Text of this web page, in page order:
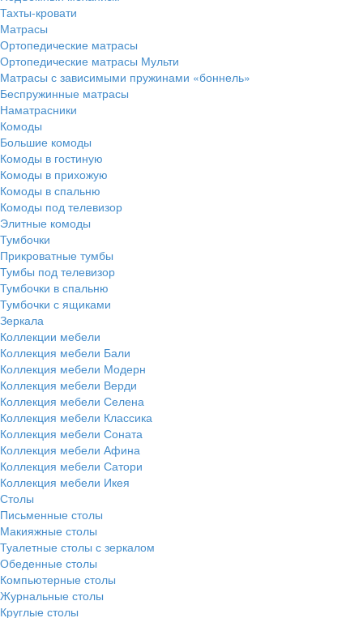
Тахты-кровати
Матрасы
Ортопедические матрасы
Ортопедические матрасы Мульти
Матрасы с зависимыми пружинами «боннель»
Беспружинные матрасы
Наматрасники
Комоды
Большие комоды
Комоды в гостиную
Комоды в прихожую
Комоды в спальню
Комоды под телевизор
Элитные комоды
Тумбочки
Прикроватные тумбы
Тумбы под телевизор
Тумбочки в спальню
Тумбочки с ящиками
Зеркала
Коллекции мебели
Коллекция мебели Бали
Коллекция мебели Модерн
Коллекция мебели Верди
Коллекция мебели Селена
Коллекция мебели Классика
Коллекция мебели Соната
Коллекция мебели Афина
Коллекция мебели Сатори
Коллекция мебели Икея
Столы
Письменные столы
Макияжные столы
Туалетные столы с зеркалом
Обеденные столы
Компьютерные столы
Журнальные столы
Круглые столы